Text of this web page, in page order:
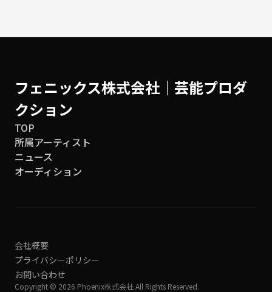
フェニックス株式会社│芸能プロダ
クション
TOP
所属アーティスト
ニュース
オーディション
会社概要
プライバシーポリシー
お問い合わせ
Copyright © 2026 Phoenix株式会社 All Rights Reserved.